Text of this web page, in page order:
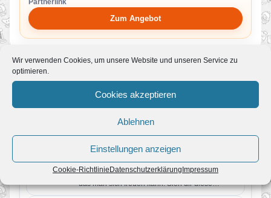
Wir verwenden Cookies, um unsere Website und unseren Service zu
optimieren.
Cookies akzeptieren
Ablehnen
Einstellungen anzeigen
Cookie-Richtlinie Datenschutzerklärung Impressum
Partnerlink
Zum Angebot
Mehr News zum Spiel
Diese Nintendo Switch-Spiele
erscheinen 2024… und darüber
hinaus!
Von JoKo•30. August 2024
Am Spielehorizont zeichnet sich vieles ab, auf
das man sich freuen kann! Sieh dir diese